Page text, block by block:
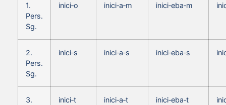
1.
Pers.
Sg.
inici‑o inici‑a‑m inici‑eba‑m
2.
Pers.
Sg.
inici‑s inici‑a‑s inici‑eba‑s
3.
inici‑t inici‑a‑t inici‑eba‑t